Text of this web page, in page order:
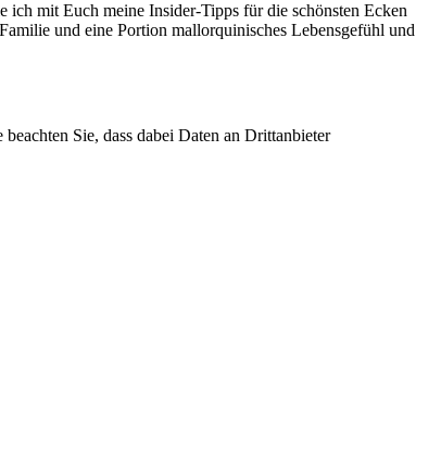
mit Euch meine Insider-Tipps für die schönsten Ecken
und eine Portion mallorquinisches Lebensgefühl und
Sie, dass dabei Daten an Drittanbieter